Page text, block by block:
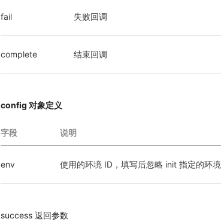
fail 失败回调
complete 结束回调
config 对象定义
字段 说明
env 使用的环境 ID，填写后忽略 init 指定的环境
success 返回参数